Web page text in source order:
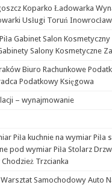
Koparko Ładowarka
Usługi Toruń
Gabinet Salon
Salony Kosmetyczne
Biuro Rachunkowe
Podatkowy Księgowa
– wynajmowanie
Piła kuchnie na wymiar
pod wymiar Piła Stolarz
Chodzież Trzcianka
Warsztat Samochodowy Auto